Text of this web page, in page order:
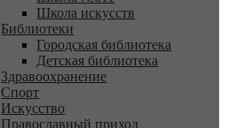
Школа искусств
Библиотеки
Городская библиотека
Детская библиотека
Здравоохранение
Спорт
Искусство
Православный приход